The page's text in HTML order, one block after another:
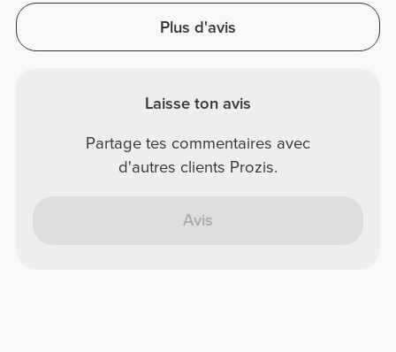
Plus d'avis
Laisse ton avis
Partage tes commentaires avec
d'autres clients Prozis.
Avis